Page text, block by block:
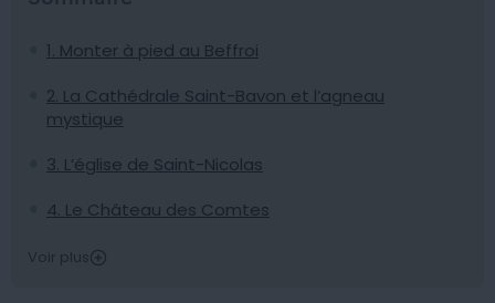
1. Monter à pied au Beffroi
2. La Cathédrale Saint-Bavon et l’agneau
mystique
3. L’église de Saint-Nicolas
4. Le Château des Comtes
Voir plus